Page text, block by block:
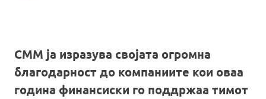
СММ ја изразува својата огромна
благодарност до компаниите кои оваа
година финансиски го поддржаа тимот